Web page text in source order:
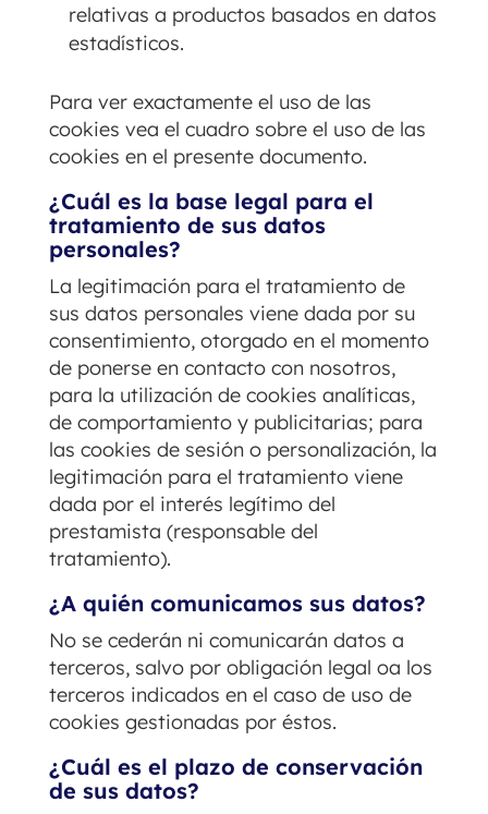
relativas a productos basados en datos
estadísticos.
Para ver exactamente el uso de las
cookies vea el cuadro sobre el uso de las
cookies en el presente documento.
¿Cuál es la base legal para el
tratamiento de sus datos
personales?
La legitimación para el tratamiento de
sus datos personales viene dada por su
consentimiento, otorgado en el momento
de ponerse en contacto con nosotros,
para la utilización de cookies analíticas,
de comportamiento y publicitarias; para
las cookies de sesión o personalización, la
legitimación para el tratamiento viene
dada por el interés legítimo del
prestamista (responsable del
tratamiento).
¿A quién comunicamos sus datos?
No se cederán ni comunicarán datos a
terceros, salvo por obligación legal oa los
terceros indicados en el caso de uso de
cookies gestionadas por éstos.
¿Cuál es el plazo de conservación
de sus datos?